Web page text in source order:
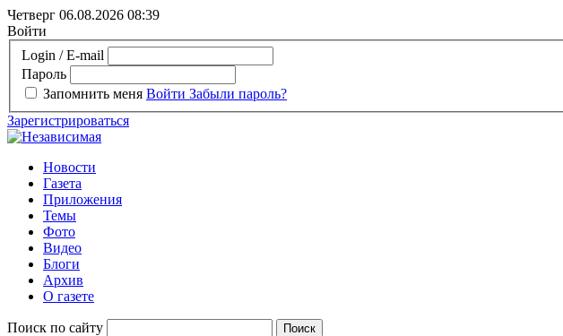
Четверг 06.08.2026 08:39
Войти
Login / E-mail
Пароль
Запомнить меня Войти Забыли пароль?
Зарегистрироваться
Новости
Газета
Приложения
Темы
Фото
Видео
Блоги
Архив
О газете
Поиск по сайту